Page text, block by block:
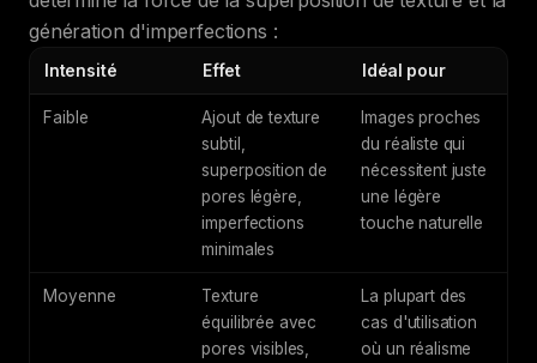
génération d'imperfections :
Intensité Effet Idéal pour
Faible
Ajout de texture
subtil,
superposition de
pores légère,
imperfections
minimales
Images proches
du réaliste qui
nécessitent juste
une légère
touche naturelle
Moyenne
Texture
équilibrée avec
pores visibles,
La plupart des
cas d'utilisation
où un réalisme